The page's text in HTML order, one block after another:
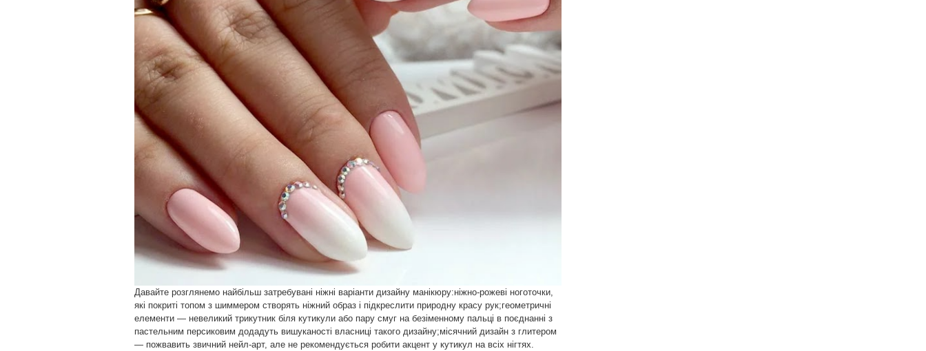
Давайте розглянемо найбільш затребувані ніжні варіанти дизайну манікюру:ніжно-рожеві ноготочки,
які покриті топом з шиммером створять ніжний образ і підкреслити природну красу рук;геометричні
елементи — невеликий трикутник біля кутикули або пару смуг на безіменному пальці в поєднанні з
пастельним персиковим додадуть вишуканості власниці такого дизайну;місячний дизайн з глитером
— пожвавить звичний нейл-арт, але не рекомендується робити акцент у кутикул на всіх нігтях.